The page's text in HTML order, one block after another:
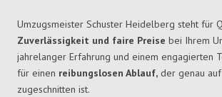
Umzugsmeister Schuster Heidelberg steht für
Zuverlässigkeit und faire Preise bei Ihrem
jahrelanger Erfahrung und einem engagierten
für einen reibungslosen Ablauf, der genau
zugeschnitten ist.